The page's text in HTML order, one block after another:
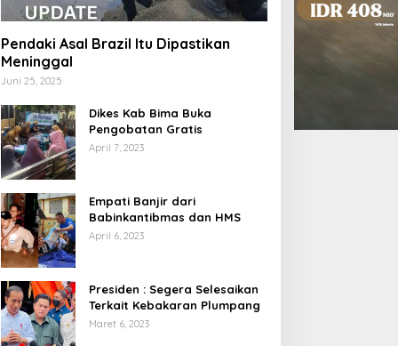
Pendaki Asal Brazil Itu Dipastikan
Meninggal
Juni 25, 2025
Dikes Kab Bima Buka
Pengobatan Gratis
April 7, 2023
Empati Banjir dari
Babinkantibmas dan HMS
April 6, 2023
Presiden : Segera Selesaikan
Terkait Kebakaran Plumpang
Maret 6, 2023